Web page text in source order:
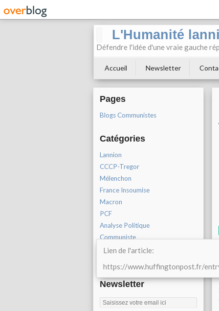
L'Humanité
Défendre l'idée d'une vraie gauche
Accueil Newsletter
Pages
Blogs Communistes
Catégories
Lannion
CCCP-Tregor
Mélenchon
France Insoumise
Macron
PCF
Analyse Politique
Communiste
PCF Lannion
Newsletter
Lien de l'article:
https://www.huffingtonpost.fr/